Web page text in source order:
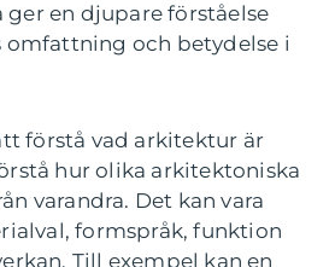
en djupare förståelse
och betydelse i
förstå vad arkitektur är
hur olika arkitektoniska
varandra. Det kan vara
formspråk, funktion
Till exempel kan en